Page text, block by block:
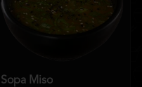
Sopa Miso